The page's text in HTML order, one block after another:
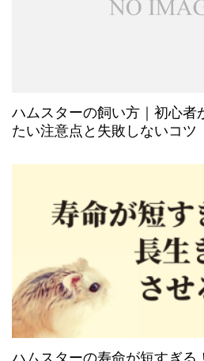
ハムスターの飼い方｜初心者
たい注意点と失敗しないコツ